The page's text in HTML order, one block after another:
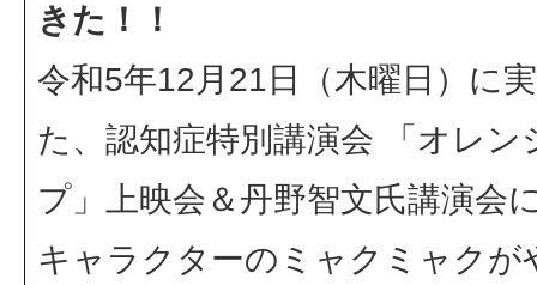
きた！！
令和5年12月21日（木曜日）に
た、認知症特別講演会 「オレン
プ」上映会＆丹野智文氏講演会
キャラクターのミャクミャクが